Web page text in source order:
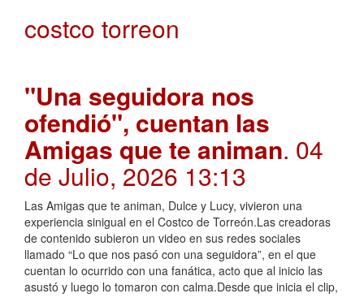
costco torreon
"Una seguidora nos
ofendió", cuentan las
Amigas que te animan. 04
de Julio, 2026 13:13
Las Amigas que te animan, Dulce y Lucy, vivieron una
experiencia sinigual en el Costco de Torreón.Las creadoras
de contenido subieron un video en sus redes sociales
llamado “Lo que nos pasó con una seguidora”, en el que
cuentan lo ocurrido con una fanática, acto que al inicio las
asustó y luego lo tomaron con calma.Desde que inicia el clip,